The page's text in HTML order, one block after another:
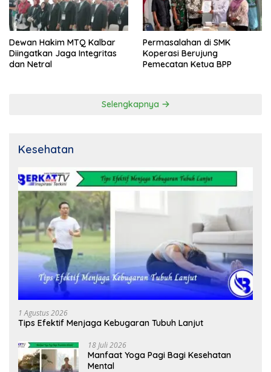
Dewan Hakim MTQ Kalbar
Diingatkan Jaga Integritas
dan Netral
Permasalahan di SMK
Koperasi Berujung
Pemecatan Ketua BPP
Selengkapnya
Kesehatan
1 Agustus 2026
Tips Efektif Menjaga Kebugaran Tubuh Lanjut
18 Juli 2026
Manfaat Yoga Pagi Bagi Kesehatan
Mental